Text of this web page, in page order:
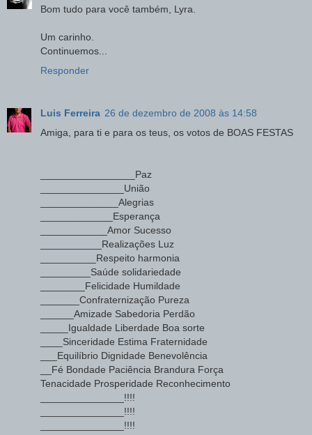
Bom tudo para você também, Lyra.
Um carinho.
Continuemos...
Responder
Luis Ferreira 26 de dezembro de 2008 às 14:58
Amiga, para ti e para os teus, os votos de BOAS FESTAS
_________________Paz
_______________União
______________Alegrias
_____________Esperança
____________Amor Sucesso
___________Realizações Luz
__________Respeito harmonia
_________Saúde solidariedade
________Felicidade Humildade
_______Confraternização Pureza
______Amizade Sabedoria Perdão
_____Igualdade Liberdade Boa sorte
____Sinceridade Estima Fraternidade
___Equilíbrio Dignidade Benevolência
__Fé Bondade Paciência Brandura Força
Tenacidade Prosperidade Reconhecimento
_______________!!!!
_______________!!!!
_______________!!!!